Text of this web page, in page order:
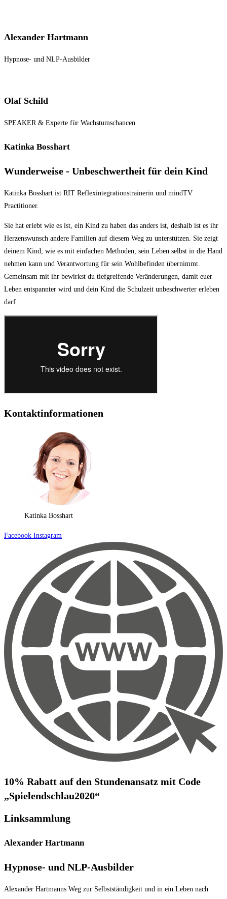
Alexander Hartmann
Hypnose- und NLP-Ausbilder
Olaf Schild
SPEAKER & Experte für Wachstumschancen
Katinka Bosshart
Wunderweise - Unbeschwertheit für dein Kind
Katinka Bosshart ist RIT Reflexintegrationstrainerin und mindTV
Practitioner.
Sie hat erlebt wie es ist, ein Kind zu haben das anders ist, deshalb ist es ihr
Herzenswunsch andere Familien auf diesem Weg zu unterstützen. Sie zeigt
deinem Kind, wie es mit einfachen Methoden, sein Leben selbst in die Hand
nehmen kann und Verantwortung für sein Wohlbefinden übernimmt.
Gemeinsam mit ihr bewirkst du tiefgreifende Veränderungen, damit euer
Leben entspannter wird und dein Kind die Schulzeit unbeschwerter erleben
darf.
Kontaktinformationen
Katinka Bosshart
Facebook Instagram
10% Rabatt auf den Stundenansatz mit Code
„Spielendschlau2020“
Linksammlung
Alexander Hartmann
Hypnose- und NLP-Ausbilder
Alexander Hartmanns Weg zur Selbstständigkeit und in ein Leben nach